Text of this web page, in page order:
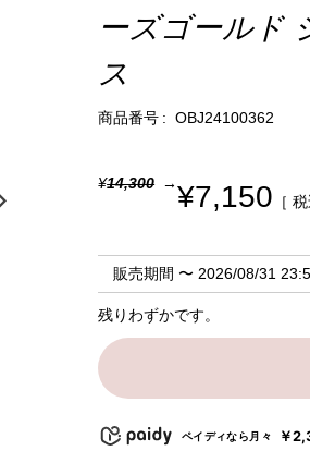
ーズゴールド
ス
商品番号 OBJ24100362
¥14,300 ¥7,150
販売期間 〜 2026/08/31
残りわずかです。
ペイディなら月々 ￥